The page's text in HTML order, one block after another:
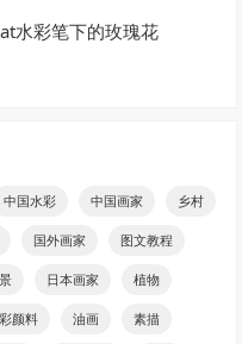
水彩笔下的玫瑰花
中国水彩 中国画家 乡村
国外画家 图文教程
日本画家 植物
颜料 油画 素描